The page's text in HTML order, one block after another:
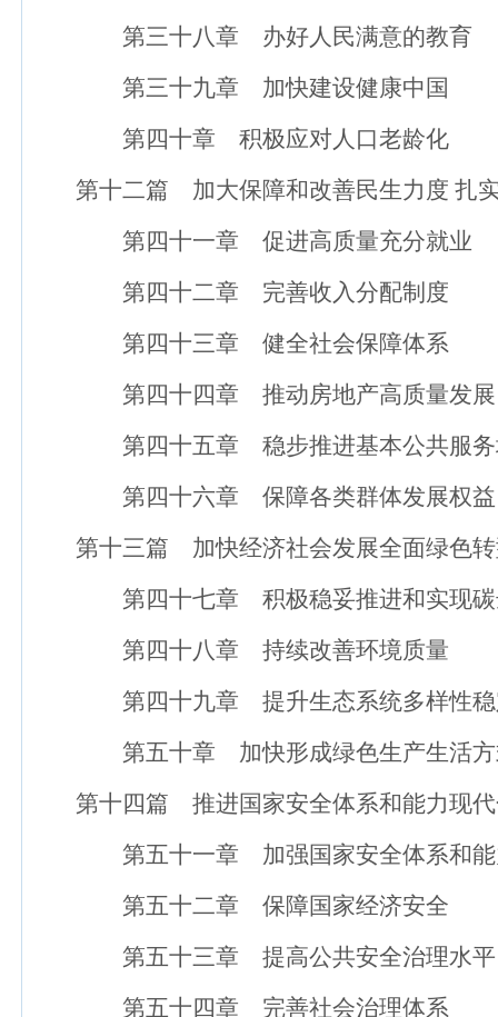
第三十八章 办好人民满意的教育
第三十九章 加快建设健康中国
第四十章 积极应对人口老龄化
第十二篇 加大保障和改善民生力度 扎实
第四十一章 促进高质量充分就业
第四十二章 完善收入分配制度
第四十三章 健全社会保障体系
第四十四章 推动房地产高质量发展
第四十五章 稳步推进基本公共服务
第四十六章 保障各类群体发展权益
第十三篇 加快经济社会发展全面绿色转
第四十七章 积极稳妥推进和实现碳
第四十八章 持续改善环境质量
第四十九章 提升生态系统多样性稳
第五十章 加快形成绿色生产生活方
第十四篇 推进国家安全体系和能力现代
第五十一章 加强国家安全体系和能
第五十二章 保障国家经济安全
第五十三章 提高公共安全治理水平
第五十四章 完善社会治理体系